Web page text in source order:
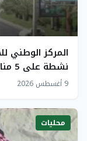
المركز الوطني
نشطة على 5 مناطق سعودية السبت
9 أغسطس 2026
محليات